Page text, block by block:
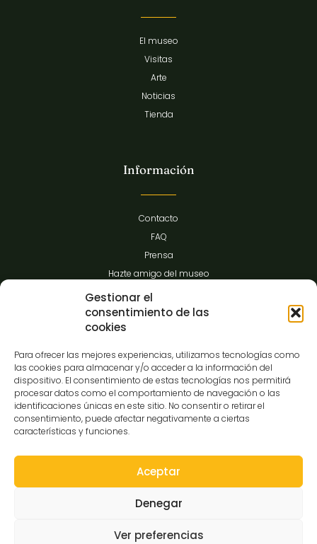
Gestionar el
consentimiento de las
cookies
Para ofrecer las mejores experiencias, utilizamos tecnologías como
las cookies para almacenar y/o acceder a la información del
dispositivo. El consentimiento de estas tecnologías nos permitirá
procesar datos como el comportamiento de navegación o las
identificaciones únicas en este sitio. No consentir o retirar el
consentimiento, puede afectar negativamente a ciertas
características y funciones.
Aceptar
Denegar
Ver preferencias
El museo
Visitas
Arte
Noticias
Tienda
Información
Contacto
FAQ
Prensa
Hazte amigo del museo
Transparencia
C/Gibraltar,14
37008-Salamanca